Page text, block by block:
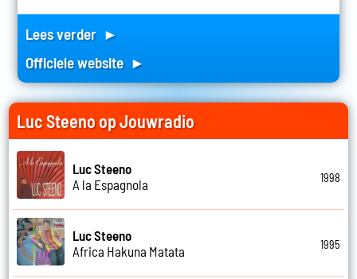
Lees verder ►
Officiele website ►
Luc Steeno op Jouwradio
Luc Steeno
A la Espagnola
1998
Luc Steeno
Africa Hakuna Matata
1995